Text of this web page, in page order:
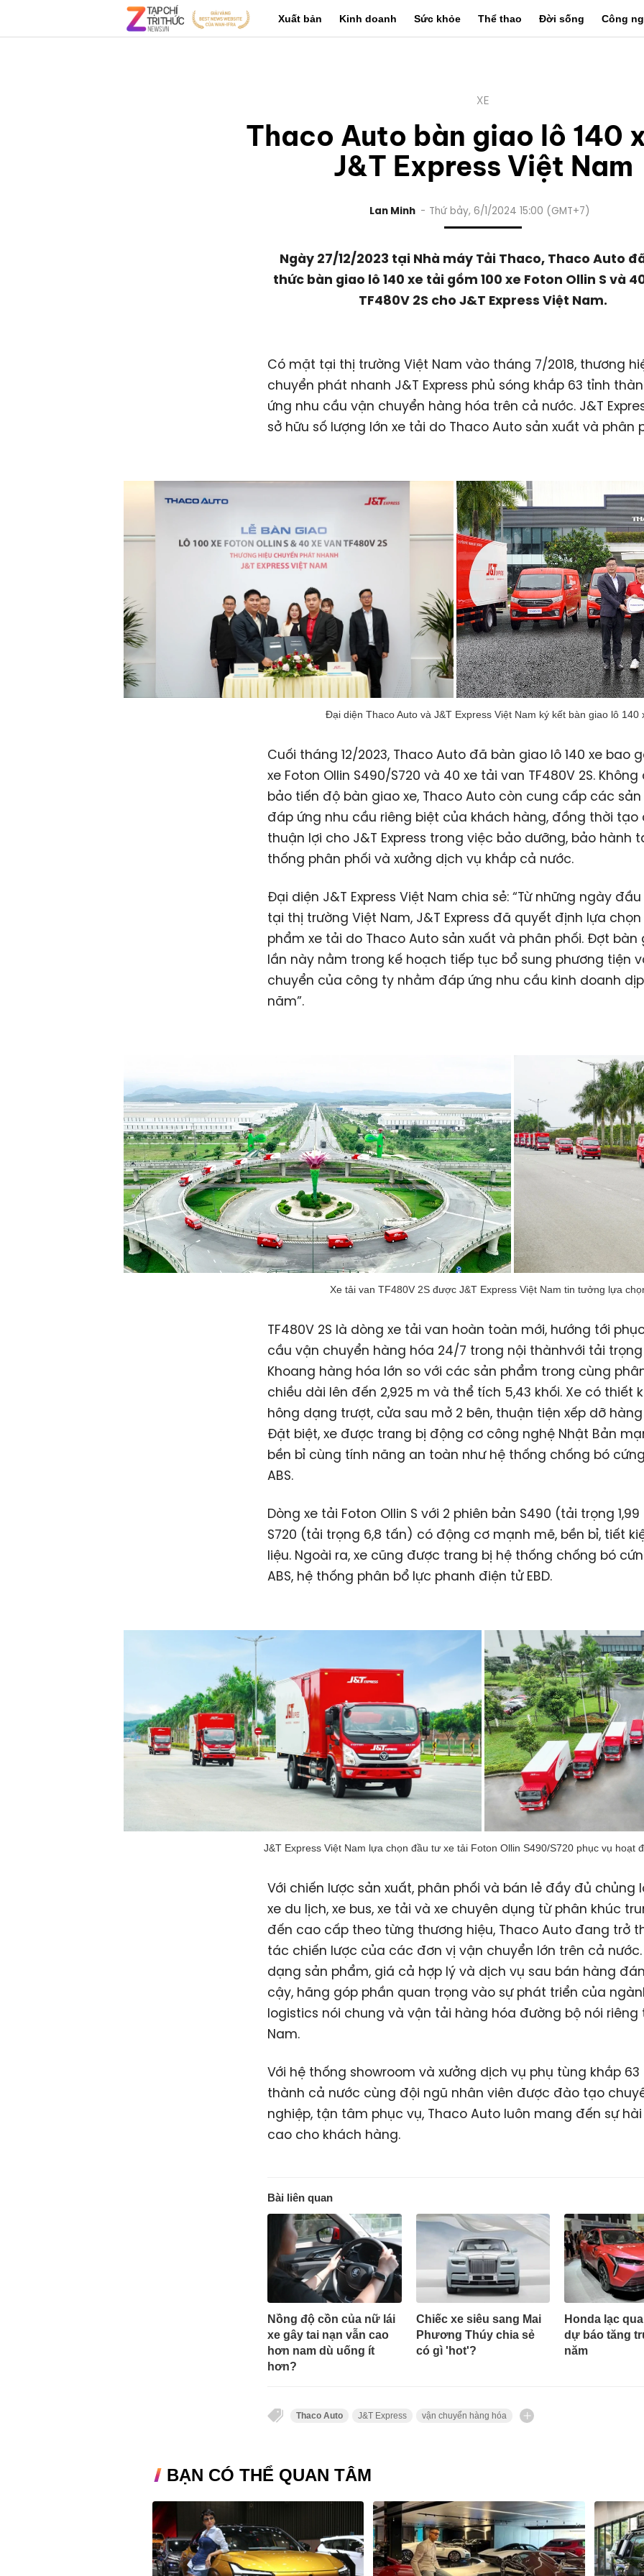
Xuất bản Kinh doanh Sức khỏe Thể thao Đời sống Công
XE
Thaco Auto bàn giao lô 140
J&T Express Việt Nam
Lan Minh Thứ bảy, 6/1/2024 15:00 (GMT+7)
Ngày 27/12/2023 tại Nhà máy Tải Thaco, Thaco Auto
thức bàn giao lô 140 xe tải gồm 100 xe Foton Ollin S và
TF480V 2S cho J&T Express Việt Nam.
Có mặt tại thị trường Việt Nam vào tháng 7/2018, thương
chuyển phát nhanh J&T Express phủ sóng khắp 63 tỉnh
ứng nhu cầu vận chuyển hàng hóa trên cả nước. J&T
sở hữu số lượng lớn xe tải do Thaco Auto sản xuất và phân
Đại diện Thaco Auto và J&T Express Việt Nam ký kết bàn giao lô 140
Cuối tháng 12/2023, Thaco Auto đã bàn giao lô 140 xe bao
xe Foton Ollin S490/S720 và 40 xe tải van TF480V 2S.
bảo tiến độ bàn giao xe, Thaco Auto còn cung cấp các
đáp ứng nhu cầu riêng biệt của khách hàng, đồng thời tạo
thuận lợi cho J&T Express trong việc bảo dưỡng, bảo hành
thống phân phối và xưởng dịch vụ khắp cả nước.
Đại diện J&T Express Việt Nam chia sẻ: “Từ những ngày
tại thị trường Việt Nam, J&T Express đã quyết định lựa
phẩm xe tải do Thaco Auto sản xuất và phân phối. Đợt bàn
lần này nằm trong kế hoạch tiếp tục bổ sung phương tiện
chuyển của công ty nhằm đáp ứng nhu cầu kinh doanh
năm”.
Xe tải van TF480V 2S được J&T Express Việt Nam tin tưởng lựa
TF480V 2S là dòng xe tải van hoàn toàn mới, hướng tới
cầu vận chuyển hàng hóa 24/7 trong nội thànhvới tải
Khoang hàng hóa lớn so với các sản phẩm trong cùng
chiều dài lên đến 2,925 m và thể tích 5,43 khối. Xe có thiết
hông dạng trượt, cửa sau mở 2 bên, thuận tiện xếp dỡ
Đặt biệt, xe được trang bị động cơ công nghệ Nhật Bản
bền bỉ cùng tính năng an toàn như hệ thống chống bó
ABS.
Dòng xe tải Foton Ollin S với 2 phiên bản S490 (tải trọng
S720 (tải trọng 6,8 tấn) có động cơ mạnh mẽ, bền bỉ, tiết
liệu. Ngoài ra, xe cũng được trang bị hệ thống chống bó
ABS, hệ thống phân bổ lực phanh điện tử EBD.
J&T Express Việt Nam lựa chọn đầu tư xe tải Foton Ollin S490/S720 phục vụ hoạt
Với chiến lược sản xuất, phân phối và bán lẻ đầy đủ chủng
xe du lịch, xe bus, xe tải và xe chuyên dụng từ phân khúc
đến cao cấp theo từng thương hiệu, Thaco Auto đang trở
tác chiến lược của các đơn vị vận chuyển lớn trên cả
dạng sản phẩm, giá cả hợp lý và dịch vụ sau bán hàng
cậy, hãng góp phần quan trọng vào sự phát triển của
logistics nói chung và vận tải hàng hóa đường bộ nói riêng
Nam.
Với hệ thống showroom và xưởng dịch vụ phụ tùng khắp 63
thành cả nước cùng đội ngũ nhân viên được đào tạo
nghiệp, tận tâm phục vụ, Thaco Auto luôn mang đến sự
cao cho khách hàng.
Bài liên quan
Nồng độ cồn của nữ lái
xe gây tai nạn vẫn cao
hơn nam dù uống ít
hơn?
Chiếc xe siêu sang Mai
Phương Thúy chia sẻ
có gì 'hot'?
Honda lạc
dự báo tăng
năm
Thaco Auto J&T Express vận chuyển hàng hóa
BẠN CÓ THỂ QUAN TÂM